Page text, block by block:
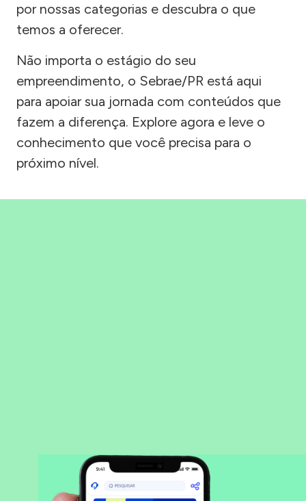
por nossas categorias e descubra o que
temos a oferecer.
Não importa o estágio do seu
empreendimento, o Sebrae/PR está aqui
para apoiar sua jornada com conteúdos que
fazem a diferença. Explore agora e leve o
conhecimento que você precisa para o
próximo nível.